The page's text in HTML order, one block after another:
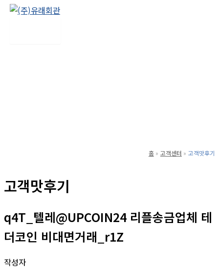
콘
홈 고객센터 고객맛후기
고객맛후기
q4T_텔레@UPCOIN24 리플송금업체 테
더코인 비대면거래_r1Z
작성자